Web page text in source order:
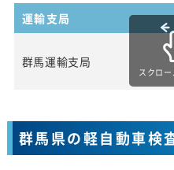
運輸支局
群馬運輸支局
スクロ
群馬県の軽自動車検